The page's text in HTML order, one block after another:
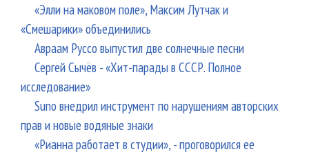
«Элли на маковом поле», Максим Лутчак и
«Смешарики» объединились
Авраам Руссо выпустил две солнечные песни
Сергей Сычёв - «Хит-парады в СССР. Полное
исследование»
Suno внедрил инструмент по нарушениям авторских
прав и новые водяные знаки
«Рианна работает в студии», - проговорился ее